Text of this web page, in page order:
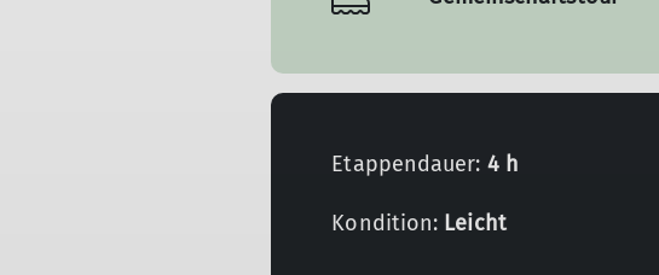
Etappendauer: 4 h
Kondition: Leicht